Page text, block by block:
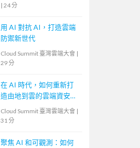
| 24 分
用 AI 對抗 AI，打造雲端
防禦新世代
Cloud Summit 臺灣雲端大會 |
29 分
在 AI 時代，如何重新打
造由地到雲的雲端資安管
Cloud Summit 臺灣雲端大會 |
31 分
聚焦 AI 和可觀測：如何